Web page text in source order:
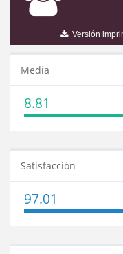
Versión
Media
8.81
Satisfacción
97.01